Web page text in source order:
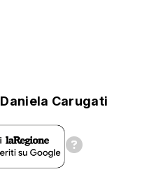
Daniela Carugati